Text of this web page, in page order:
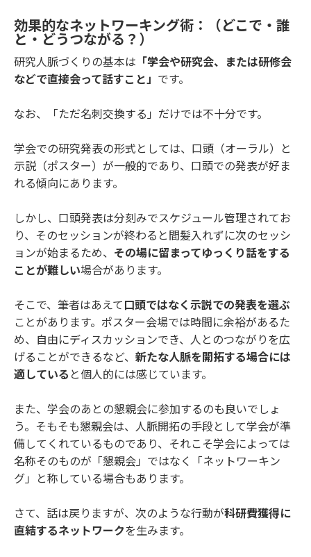
効果的なネットワーキング術：（どこで・誰
と・どうつながる？）
研究人脈づくりの基本は 「学会や研究会、または研修会
などで直接会って話すこと」 です。
なお、「ただ名刺交換する」だけでは不十分です。
学会での研究発表の形式としては、口頭（オーラル）と
示説（ポスター）が一般的であり、口頭での発表が好ま
れる傾向にあります。
しかし、口頭発表は分刻みでスケジュール管理されてお
り、そのセッションが終わると間髪入れずに次のセッシ
ョンが始まるため、 その場に留まってゆっくり話をする
ことが難しい場合があります。
そこで、筆者はあえて 口頭ではなく示説での発表を選ぶ
ことがあります。ポスター会場では時間に余裕があるた
め、自由にディスカッションでき、人とのつながりを広
げることができるなど、 新たな人脈を開拓する場合には
適している と個人的には感じています。
また、学会のあとの懇親会に参加するのも良いでしょ
う。そもそも懇親会は、人脈開拓の手段として学会が準
備してくれているものであり、それこそ学会によっては
名称そのものが「懇親会」ではなく「ネットワーキン
グ」と称している場合もあります。
さて、話は戻りますが、次のような行動が科研費獲得に
直結するネットワークを生みます。